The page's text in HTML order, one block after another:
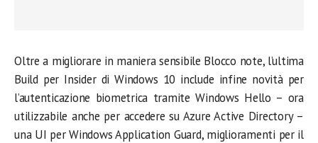
Oltre a migliorare in maniera sensibile Blocco note, l’ultima
Build per Insider di Windows 10 include infine novità per
l’autenticazione biometrica tramite Windows Hello – ora
utilizzabile anche per accedere su Azure Active Directory –
una UI per Windows Application Guard, miglioramenti per il